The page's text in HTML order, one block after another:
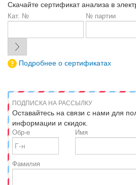
Скачайте сертификат анализа в
Кат. № № партии
Подробнее о сертификатах
ПОДПИСКА НА РАССЫЛКУ
Оставайтесь на связи с нами для
информации и скидок.
Обр-е Имя
Фамилия